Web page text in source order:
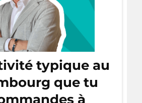
typique au
que tu
à